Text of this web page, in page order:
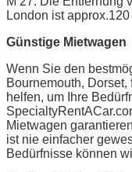
London ist
Günstige Mietwagen
Wenn Sie den
Bournemouth,
helfen, um Ihre
Mietwagen
ist nie einfacher
Bedürfnisse können